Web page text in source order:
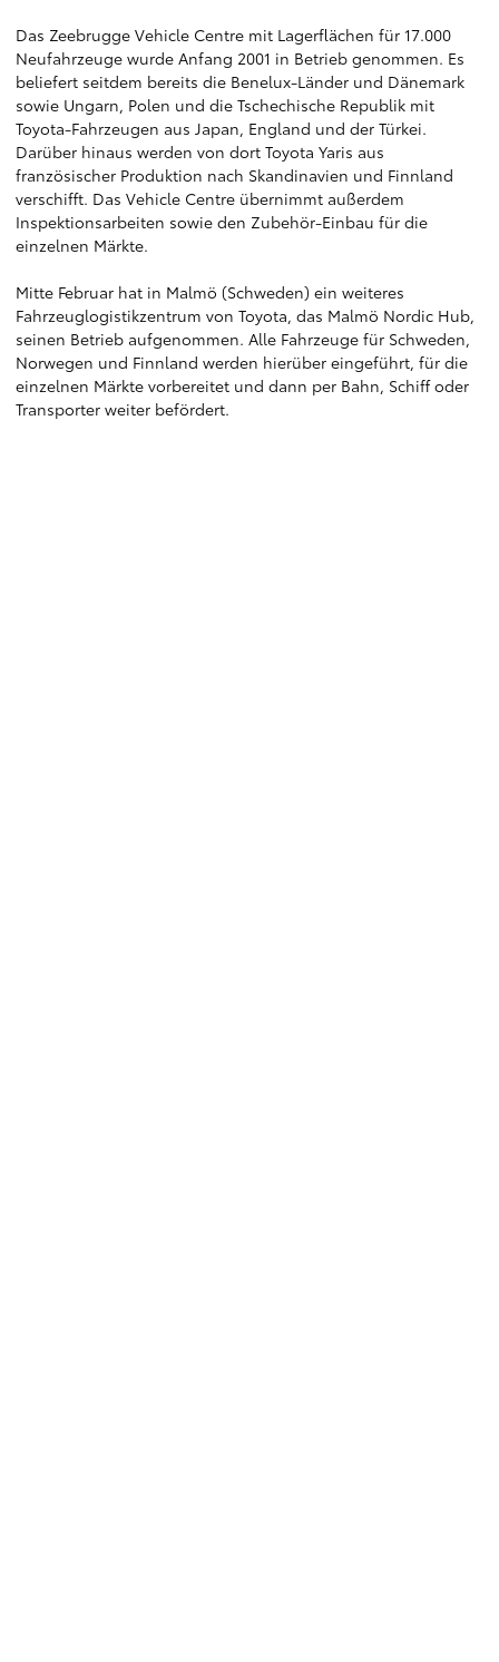
Das Zeebrugge Vehicle Centre mit Lagerflächen für 17.000
Neufahrzeuge wurde Anfang 2001 in Betrieb genommen. Es
beliefert seitdem bereits die Benelux-Länder und Dänemark
sowie Ungarn, Polen und die Tschechische Republik mit
Toyota-Fahrzeugen aus Japan, England und der Türkei.
Darüber hinaus werden von dort Toyota Yaris aus
französischer Produktion nach Skandinavien und Finnland
verschifft. Das Vehicle Centre übernimmt außerdem
Inspektionsarbeiten sowie den Zubehör-Einbau für die
einzelnen Märkte.
Mitte Februar hat in Malmö (Schweden) ein weiteres
Fahrzeuglogistikzentrum von Toyota, das Malmö Nordic Hub,
seinen Betrieb aufgenommen. Alle Fahrzeuge für Schweden,
Norwegen und Finnland werden hierüber eingeführt, für die
einzelnen Märkte vorbereitet und dann per Bahn, Schiff oder
Transporter weiter befördert.